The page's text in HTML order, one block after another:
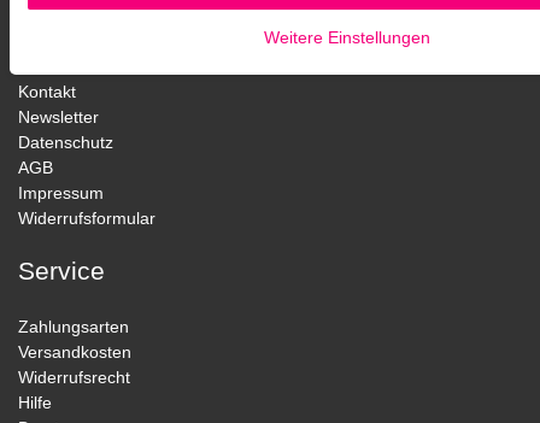
Kontakt
Newsletter
Datenschutz
AGB
Impressum
Widerrufsformular
Service
Zahlungsarten
Versandkosten
Widerrufsrecht
Hilfe
Weitere Einstellungen